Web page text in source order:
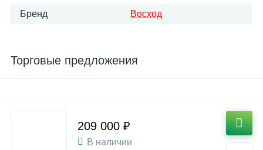
Бренд Восход
Торговые предложения
209 000 ₽
В наличии